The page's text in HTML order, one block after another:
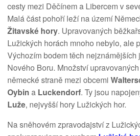
cesty mezi Děčínem a Libercem v
Malá část pohoří leží na území
Žitavské hory. Upravovaných
Lužických horách mnoho nebylo, ale
Výchozím bodem těch nejznámějších
Nového Boru. Množství
německé straně mezi obcemi
Oybin a Luckendorf. Ty jsou
Luže, nejvyšší hory Lužických hor.
Na sněhovém zpravodajství z